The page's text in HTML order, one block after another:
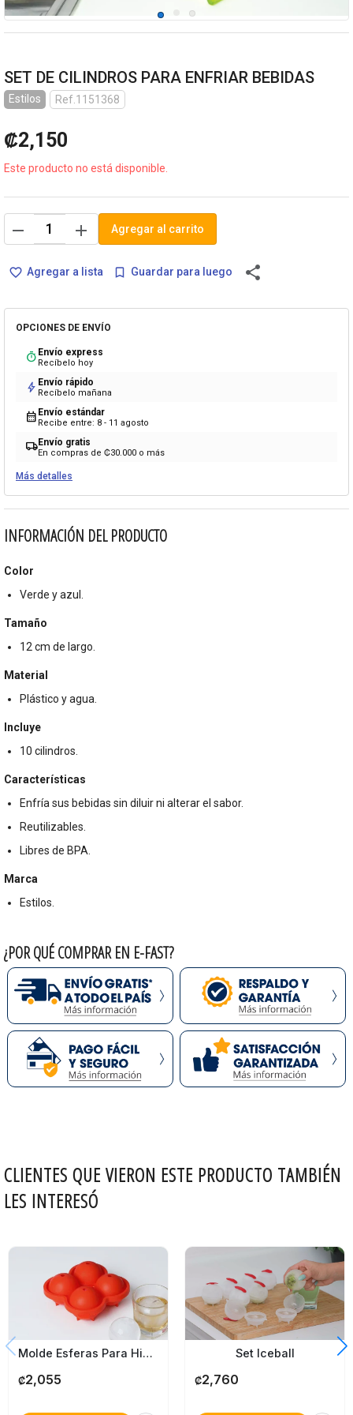
SET DE CILINDROS PARA ENFRIAR BEBIDAS
Estilos Ref.1151368
₡2,150
Este producto no está disponible.
remove add Agregar al carrito
favorite_border Agregar a lista bookmark_border Guardar para luego share
OPCIONES DE ENVÍO
timer Envío express
Recíbelo hoy
bolt Envío rápido
Recíbelo mañana
calendar_month Envío estándar
Recibe entre: 8 - 11 agosto
local_shippingEnvío gratis
En compras de ₡30.000 o más
Más detalles
INFORMACIÓN DEL PRODUCTO
Color
Verde y azul.
Tamaño
12 cm de largo.
Material
Plástico y agua.
Incluye
10 cilindros.
Características
Enfría sus bebidas sin diluir ni alterar el sabor.
Reutilizables.
Libres de BPA.
Marca
Estilos.
¿POR QUÉ COMPRAR EN E-FAST?
CLIENTES QUE VIERON ESTE PRODUCTO TAMBIÉN
LES INTERESÓ
Molde Esferas Para Hielo
₡2,055
Set Iceball
₡2,760